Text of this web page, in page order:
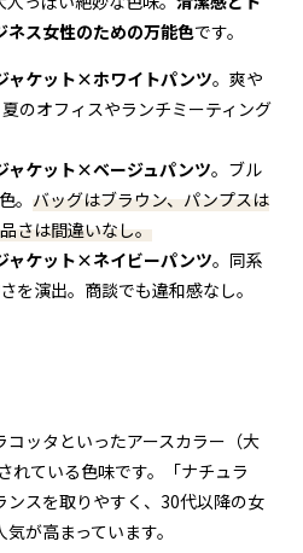
ネス女性のための万能色です。
ャケット×ホワイトパンツ。爽や
のオフィスやランチミーティング
ャケット×ベージュパンツ。ブル
。バッグはブラウン、パンプスは
さは間違いなし。
ャケット×ネイビーパンツ。同系
を演出。商談でも違和感なし。
ッタといったアースカラー（大
れている色味です。「ナチュラ
ンスを取りやすく、30代以降の女
が高まっています。